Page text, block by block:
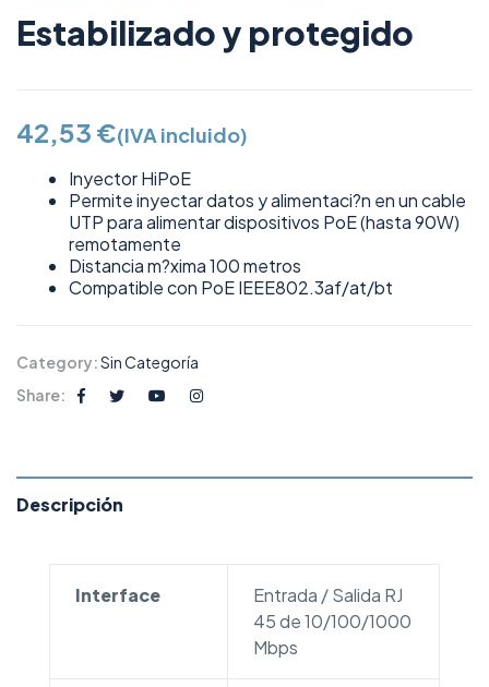
Estabilizado y protegido
42,53 €(IVA incluido)
Inyector HiPoE
Permite inyectar datos y alimentaci?n en un cable
UTP para alimentar dispositivos PoE (hasta 90W)
remotamente
Distancia m?xima 100 metros
Compatible con PoE IEEE802.3af/at/bt
Category:Sin Categoría
Share:
Descripción
Interface
Entrada / Salida RJ
45 de 10/100/1000
Mbps